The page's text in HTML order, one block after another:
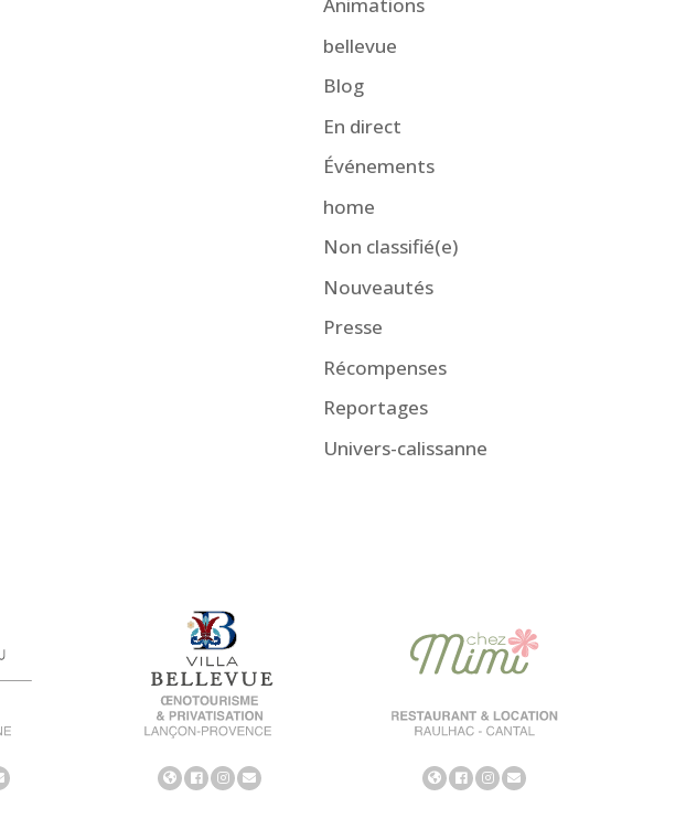
Animations
bellevue
Blog
En direct
Événements
home
Non classifié(e)
Nouveautés
Presse
Récompenses
Reportages
Univers-calissanne